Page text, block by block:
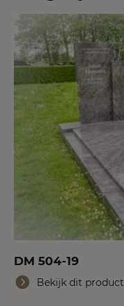
DM 504-19
Bekijk dit product